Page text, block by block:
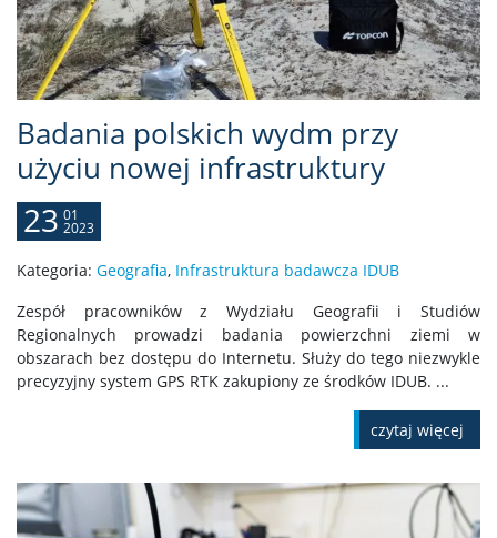
Badania polskich wydm przy
użyciu nowej infrastruktury
23 01
2023
Kategoria: Geografia, Infrastruktura badawcza IDUB
Zespół pracowników z Wydziału Geografii i Studiów
Regionalnych prowadzi badania powierzchni ziemi w
obszarach bez dostępu do Internetu. Służy do tego niezwykle
precyzyjny system GPS RTK zakupiony ze środków IDUB. ...
czytaj więcej